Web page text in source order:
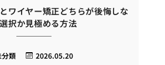
ワイヤー矯正どちらが後悔しな
択か見極める方法
2026.05.20
分類